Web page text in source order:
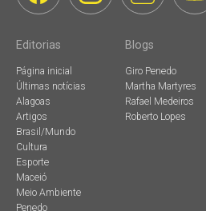
Editorias
Página inicial
Últimas notícias
Alagoas
Artigos
Brasil/Mundo
Cultura
Esporte
Maceió
Meio Ambiente
Penedo
Blogs
Giro Penedo
Martha Martyres
Rafael Medeiros
Roberto Lopes